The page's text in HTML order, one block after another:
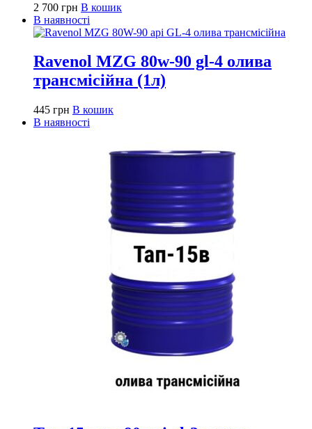
2 700 грн В кошик
В наявності
Ravenol MZG 80w-90 gl-4 олива
трансмісійна (1л)
445 грн В кошик
В наявності